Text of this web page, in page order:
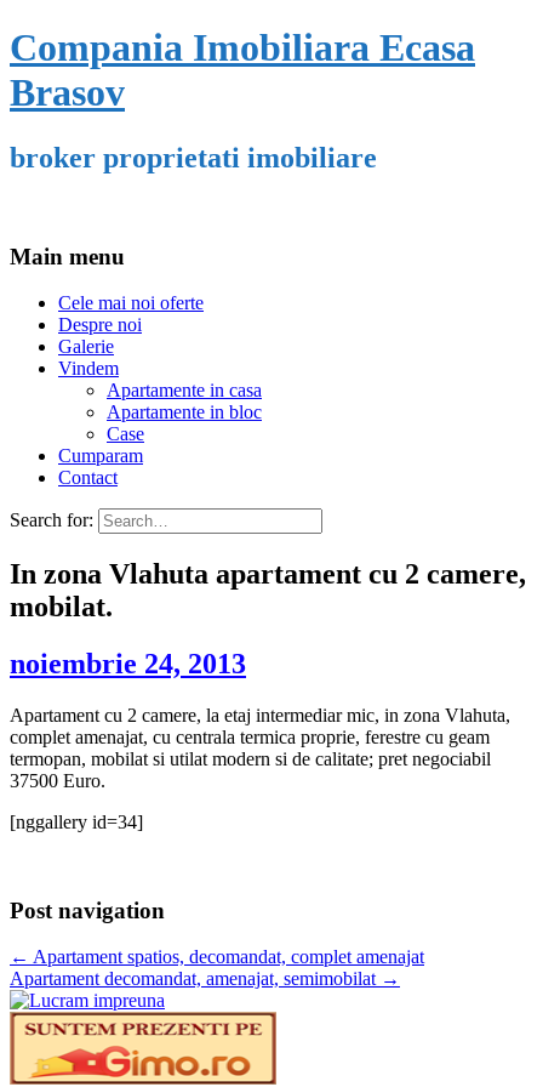
Compania Imobiliara Ecasa
Brasov
broker proprietati imobiliare
Main menu
Cele mai noi oferte
Despre noi
Galerie
Vindem
Apartamente in casa
Apartamente in bloc
Case
Cumparam
Contact
Search for:
In zona Vlahuta apartament cu 2 camere,
mobilat.
noiembrie 24, 2013
Apartament cu 2 camere, la etaj intermediar mic, in zona Vlahuta,
complet amenajat, cu centrala termica proprie, ferestre cu geam
termopan, mobilat si utilat modern si de calitate; pret negociabil
37500 Euro.
[nggallery id=34]
Post navigation
← Apartament spatios, decomandat, complet amenajat
Apartament decomandat, amenajat, semimobilat →